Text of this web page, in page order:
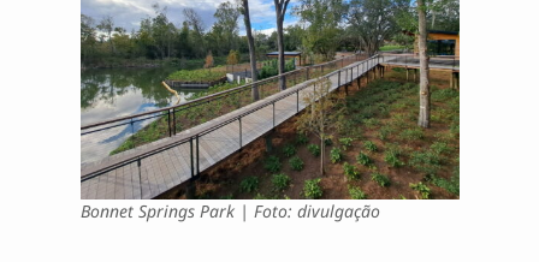
Bonnet Springs Park | Foto: divulgação